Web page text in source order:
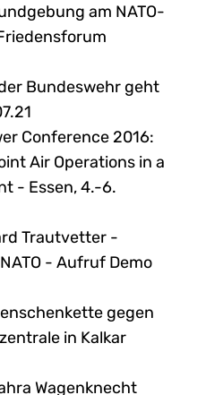
am NATO-
Bundeswehr geht
Conference 2016:
Air Operations in a
- Essen, 4.-6.
Trautvetter -
- Aufruf Demo
gegen
in Kalkar
Wagenknecht